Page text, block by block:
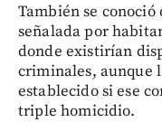
También se
señalada por
donde existirían
criminales, aunque
establecido si ese
triple homicidio.